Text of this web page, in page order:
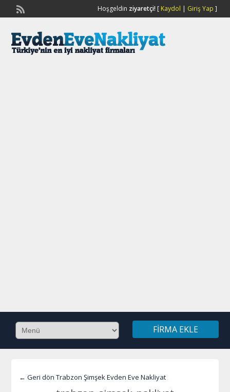
Hoşgeldin ziyaretçi![ Kaydol | Giriş Yap ]
FIRMA EKLE
← Geri dön Trabzon Şimşek Evden Eve Nakliyat